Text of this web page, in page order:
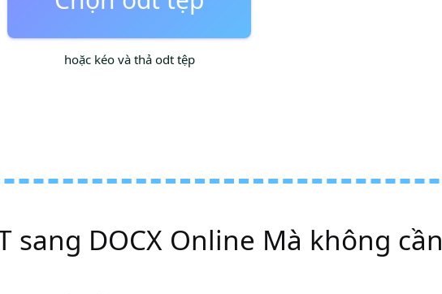
hoặc kéo và thả odt tệp
sang DOCX Online Mà không cần